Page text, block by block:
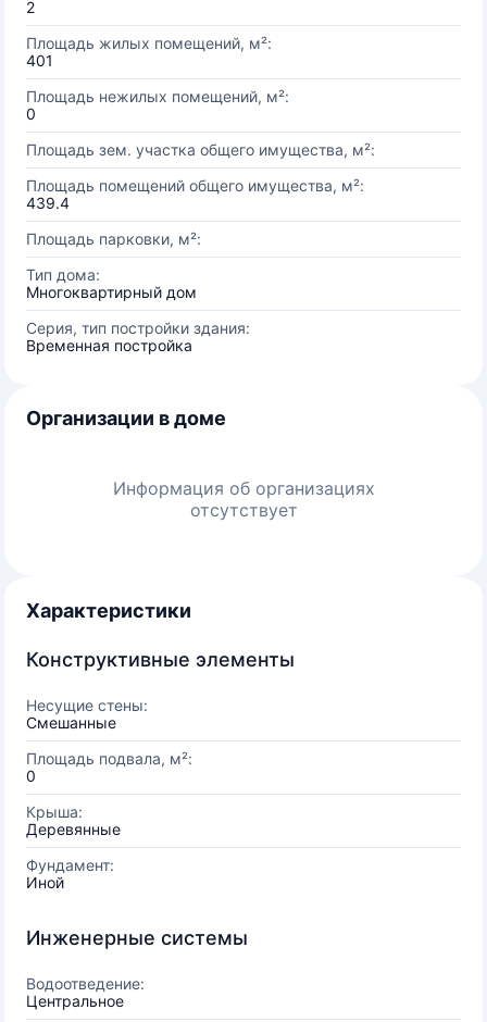
2
Площадь жилых помещений, м²:
401
Площадь нежилых помещений, м²:
0
Площадь зем. участка общего имущества, м²:
Площадь помещений общего имущества, м²:
439.4
Площадь парковки, м²:
Тип дома:
Многоквартирный дом
Серия, тип постройки здания:
Временная постройка
Организации в доме
Информация об организациях
отсутствует
Характеристики
Конструктивные элементы
Несущие стены:
Смешанные
Площадь подвала, м²:
0
Крыша:
Деревянные
Фундамент:
Иной
Инженерные системы
Водоотведение:
Центральное